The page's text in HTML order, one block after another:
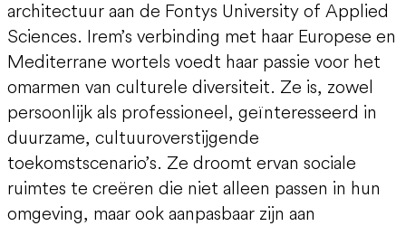
architectuur aan de Fontys University of Applied
Sciences. Irem’s verbinding met haar Europese en
Mediterrane wortels voedt haar passie voor het
omarmen van culturele diversiteit. Ze is, zowel
persoonlijk als professioneel, geïnteresseerd in
duurzame, cultuuroverstijgende
toekomstscenario’s. Ze droomt ervan sociale
ruimtes te creëren die niet alleen passen in hun
omgeving, maar ook aanpasbaar zijn aan